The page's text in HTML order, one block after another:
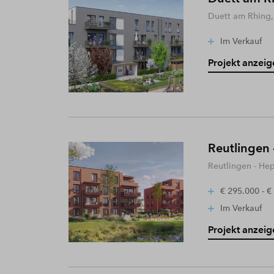
Duett am
Im Verkauf
Projekt
Reutlingen
Reutlingen -
€ 295.000 -
Im Verkauf
Projekt